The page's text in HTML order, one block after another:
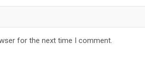
for the next time I comment.